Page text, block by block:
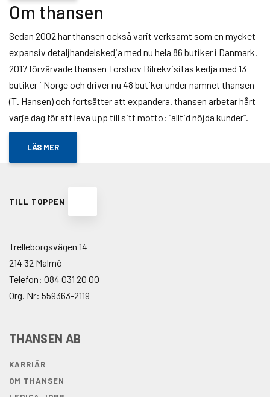
Om thansen
Sedan 2002 har thansen också varit verksamt som en mycket
expansiv detaljhandelskedja med nu hela 86 butiker i Danmark.
2017 förvärvade thansen Torshov Bilrekvisitas kedja med 13
butiker i Norge och driver nu 48 butiker under namnet thansen
(T. Hansen) och fortsätter att expandera. thansen arbetar hårt
varje dag för att leva upp till sitt motto: ”alltid nöjda kunder”.
LÄS MER
TILL TOPPEN
Trelleborgsvägen 14
214 32 Malmö
Telefon: 084 031 20 00
Org. Nr: 559363-2119
THANSEN AB
KARRIÄR
OM THANSEN